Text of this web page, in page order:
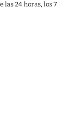
las 24 horas, los 7